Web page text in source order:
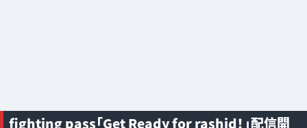
fighting pass「Get Ready for rashid！」配信開